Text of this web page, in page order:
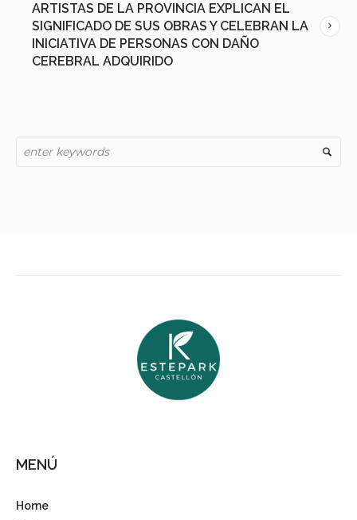
ARTISTAS DE LA PROVINCIA EXPLICAN EL
SIGNIFICADO DE SUS OBRAS Y CELEBRAN LA
INICIATIVA DE PERSONAS CON DAÑO
CEREBRAL ADQUIRIDO
MENÚ
Home